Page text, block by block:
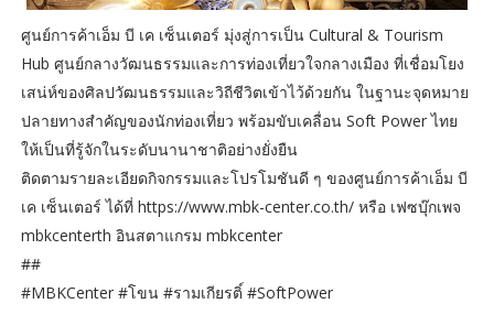
ศูนย์การค้าเอ็ม บี เค เซ็นเตอร์ มุ่งสู่การเป็น Cultural & Tourism
Hub ศูนย์กลางวัฒนธรรมและการท่องเที่ยวใจกลางเมือง ที่เชื่อมโยง
เสน่ห์ของศิลปวัฒนธรรมและวิถีชีวิตเข้าไว้ด้วยกัน ในฐานะจุดหมาย
ปลายทางสำคัญของนักท่องเที่ยว พร้อมขับเคลื่อน Soft Power ไทย
ให้เป็นที่รู้จักในระดับนานาชาติอย่างยั่งยืน
ติดตามรายละเอียดกิจกรรมและโปรโมชันดี ๆ ของศูนย์การค้าเอ็ม บี
เค เซ็นเตอร์ ได้ที่ https://www.mbk-center.co.th/ หรือ เฟซบุ๊กเพจ
mbkcenterth อินสตาแกรม mbkcenter
##
#MBKCenter #โขน #รามเกียรติ์ #SoftPower